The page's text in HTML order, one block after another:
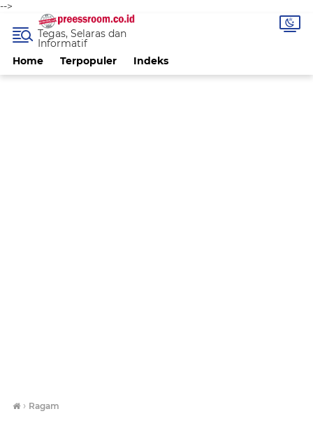
-->
Home Terpopuler Indeks
Tegas, Selaras dan
Informatif
› Ragam